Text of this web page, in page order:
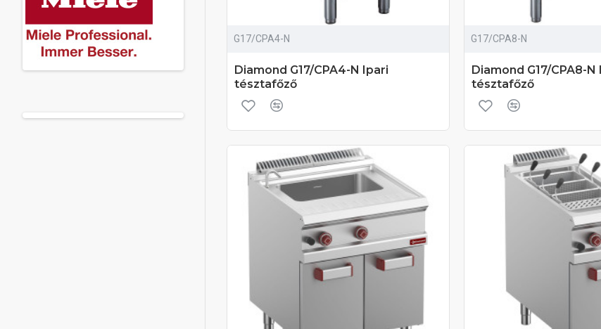
G17/CPA4-N
Diamond G17/CPA4-N Ipari
tésztafőző
G17/CPA8-N
Diamond G17/CPA8-N
tésztafőző